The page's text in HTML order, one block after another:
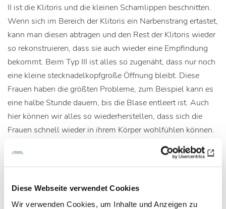
Diese Webseite verwendet Cookies
Wir verwenden Cookies, um Inhalte und Anzeigen zu
II ist die Klitoris und die kleinen Schamlippen beschnitten.
Wenn sich im Bereich der Klitoris ein Narbenstrang ertastet,
kann man diesen abtragen und den Rest der Klitoris wieder
so rekonstruieren, dass sie auch wieder eine Empfindung
bekommt. Beim Typ III ist alles so zugenäht, dass nur noch
eine kleine stecknadelkopfgroße Öffnung bleibt. Diese
Frauen haben die größten Probleme, zum Beispiel kann es
eine halbe Stunde dauern, bis die Blase entleert ist. Auch
hier können wir alles so wiederherstellen, dass sich die
Frauen schnell wieder in ihrem Körper wohlfühlen können.
Wie erleben Sie diese Frauen, wenn sie zum ersten Mal
Dr. Cornelia Strunz:Meistens sind sie verängstigt und ganz
schüchtern. Es dauert immer ein bisschen, bis sie sich